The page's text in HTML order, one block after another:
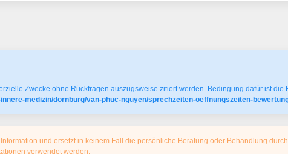
Zwecke ohne Rückfragen auszugsweise zitiert werden. Bedingung dafür ist
medizin/dornburg/van-phuc-nguyen/sprechzeiten-oeffnungszeiten-
und ersetzt in keinem Fall die persönliche Beratung oder Behandlung
verwendet werden.